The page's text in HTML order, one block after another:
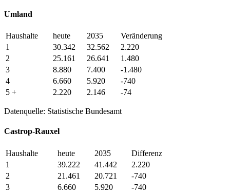
Umland
Haushalte heute 2035
Veränderung
1
30.342 32.562
2.220
2
25.161 26.641
1.480
3
8.880 7.400
-1.480
4
6.660 5.920
-740
5 +
2.220 2.146 -74
Datenquelle: Statistische Bundesamt
Castrop-Rauxel
Haushalte heute 2035
Differenz
1
39.222 41.442
2.220
2
21.461 20.721
-740
3
6.660 5.920
-740